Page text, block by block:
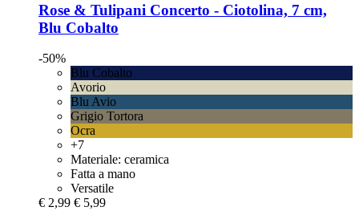
Rose & Tulipani Concerto -​ Ciotolina, 7 cm,
Blu Cobalto
-50%
Blu Cobalto
Avorio
Blu Avio
Grigio Tortora
Ocra
+7
Materiale: ceramica
Fatta a mano
Versatile
€ 2,99 € 5,99